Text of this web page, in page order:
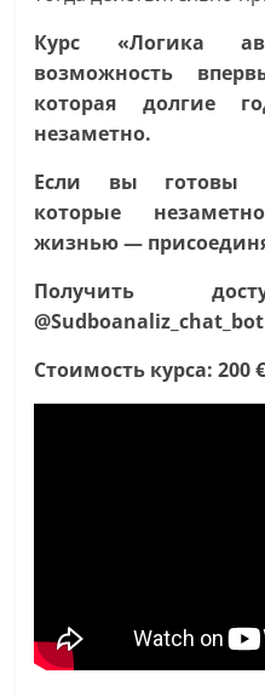
Курс «Логика
возможность
которая долгие
незаметно.
Если вы готовы
которые
жизнью —
Получить
@Sudboanaliz_chat_bot
Стоимость курса: 200 €